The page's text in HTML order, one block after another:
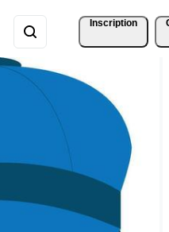
Inscription